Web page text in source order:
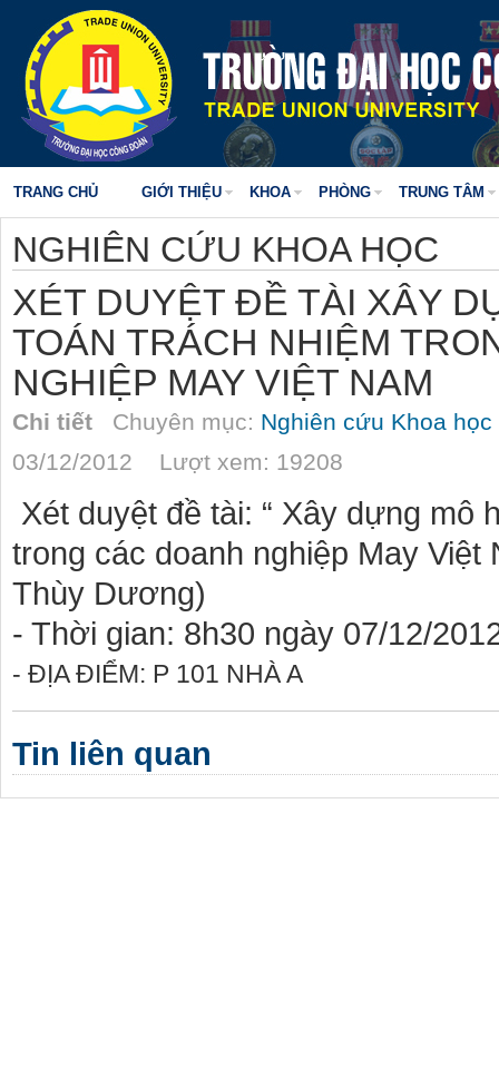
TRANG CHỦ GIỚI THIỆU KHOA PHÒNG TRUNG TÂM
NGHIÊN CỨU KHOA HỌC
XÉT DUYỆT ĐỀ TÀI XÂY
TOÁN TRÁCH NHIỆM
NGHIỆP MAY VIỆT NAM
Chi tiết Chuyên mục: Nghiên cứu Khoa học
03/12/2012 Lượt xem: 19208
Xét duyệt đề tài: “ Xây dựng mô
trong các doanh nghiệp May Việt
Thùy Dương)
- Thời gian: 8h30 ngày 07/12/
- ĐỊA ĐIỂM: P 101 NHÀ A
Tin liên quan